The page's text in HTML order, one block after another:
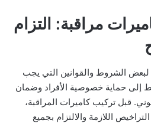
مراقبة: التزام
الشروط والقوانين التي يجب
إلى حماية خصوصية الأفراد وضمان
قبل تركيب كاميرات المراقبة،
اللازمة والالتزام بجميع